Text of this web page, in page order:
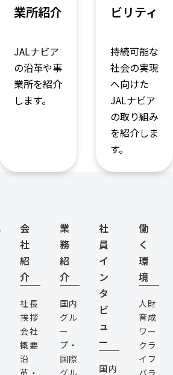
業所紹介
JALナビア
の沿革や事
業所を紹介
します。
ビリティ
持続可能な
社会の実現
へ向けた
JALナビア
の取り組み
を紹介しま
す。
会
社
紹
介
社長
挨拶
会社
概要
沿
革・
業
務
紹
介
国内
グル
ー
プ・
国際
グル
社
員
イ
ン
タ
ビ
ュ
ー
国内
働
く
環
境
人財
育成
ワー
クラ
イフ
バラ